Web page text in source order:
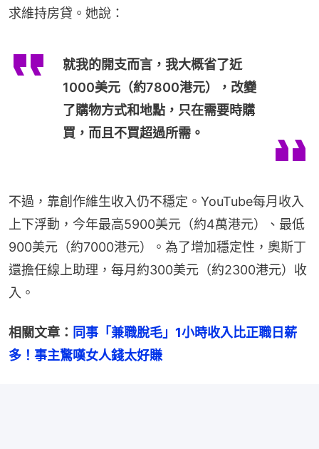
求維持房貸。她說：
就我的開支而言，我大概省了近
1000美元（約7800港元），改變
了購物方式和地點，只在需要時購
買，而且不買超過所需。
不過，靠創作維生收入仍不穩定。YouTube每月收入
上下浮動，今年最高5900美元（約4萬港元）、最低
900美元（約7000港元）。為了增加穩定性，奧斯丁
還擔任線上助理，每月約300美元（約2300港元）收
入。
相關文章： 同事「兼職脫毛」1小時收入比正職日薪
多！事主驚嘆女人錢太好賺